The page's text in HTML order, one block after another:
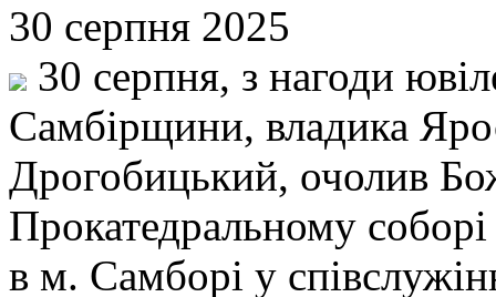
30 серпня 2025
30 серпня, з нагоди
Самбірщини, владика
Дрогобицький, очолив
Прокатедральному
в м. Самборі у